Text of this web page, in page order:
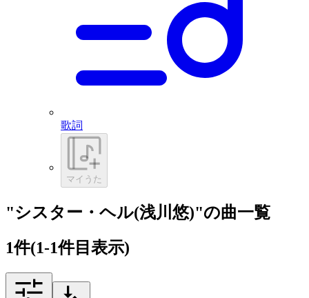
歌詞
マイうた
"シスター・ヘル(浅川悠)"の曲一覧
1件(1-1件目表示)